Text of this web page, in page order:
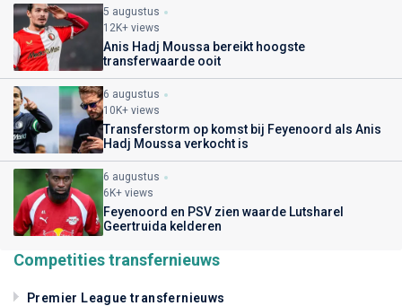
5 augustus
12K+ views
Anis Hadj Moussa bereikt hoogste
transferwaarde ooit
6 augustus
10K+ views
Transferstorm op komst bij Feyenoord als Anis
Hadj Moussa verkocht is
6 augustus
6K+ views
Feyenoord en PSV zien waarde Lutsharel
Geertruida kelderen
Competities transfernieuws
Premier League transfernieuws